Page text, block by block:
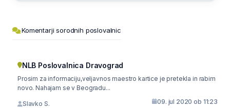
Komentarji sorodnih poslovalnic
NLB Poslovalnica Dravograd
Prosim za informaciju,veljavnos maestro kartice je pretekla in rabim
novo. Nahajam se v Beogradu...
Slavko S. 09. jul 2020 ob 11:23